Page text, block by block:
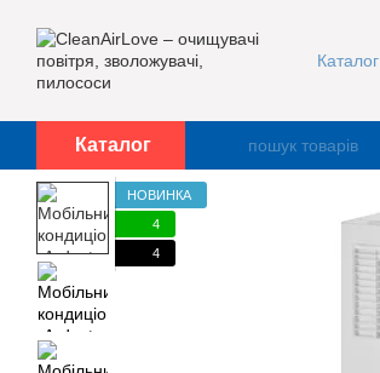
Каталог
Каталог
НОВИНКА
4
4